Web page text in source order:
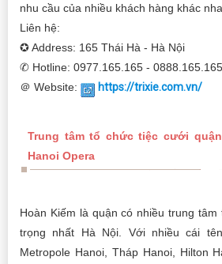
nhu cầu của nhiều khách hàng khác
Liên hệ:
✪ Address: 165 Thái Hà - Hà Nội
✆ Hotline: 0977.165.165 - 0888.165.165
＠ Website:
https://trixie.com.vn/
Trung tâm tổ chức tiệc cưới
Hanoi Opera
Hoàn Kiếm là quận có nhiều trung
trọng nhất Hà Nội. Với nhiều cái
Metropole Hanoi, Tháp Hanoi, Hilton